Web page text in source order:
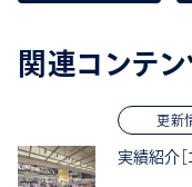
関連コンテン
更新
実績紹介［